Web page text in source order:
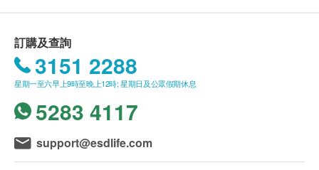
購買 鴻運貿易(國際)有限公司 產品總額滿
HK$500，即可享本地免費送貨服務。賬單總額未
滿HK$500需附加HK$30運費。
送貨服務不適用於偏遠地區及離島(例如馬灣、機
場、愉景灣、等地區)
我們將於確定訂單後1-3個工作天內安排發貨。
本公司之農歷新年假期將會於2026年2月16日(年廿
訂購及查詢
3151 2288
星期一至六早上9時至晚上12時; 星期日及公眾假期休息
5283 4117
support@esdlife.com